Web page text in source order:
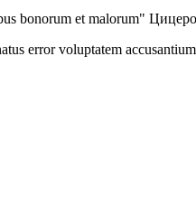
bonorum et malorum"
error voluptatem accusantium